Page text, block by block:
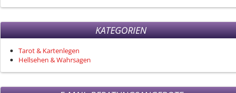
KATEGORIEN
Tarot & Kartenlegen
Hellsehen & Wahrsagen